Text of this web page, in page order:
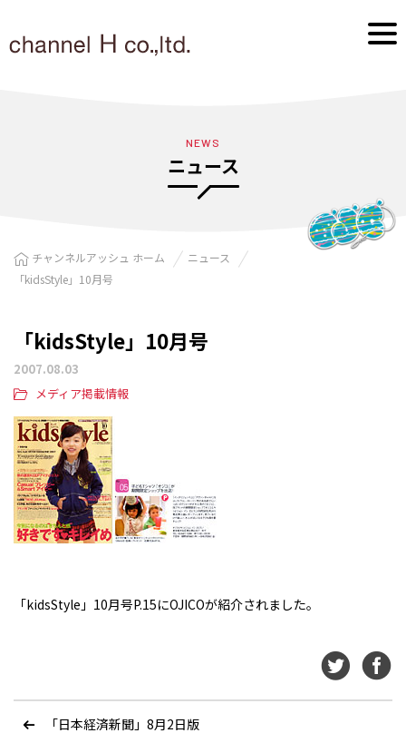
NEWS
ニュース
チャンネルアッシュ ホーム
ニュース
「kidsStyle」10月号
「kidsStyle」10月号
2007.08.03
メディア掲載情報
「kidsStyle」10月号P.15にOJICOが紹介されました。
「日本経済新聞」8月2日版